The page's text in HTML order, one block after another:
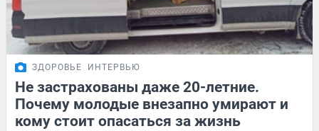
ЗДОРОВЬЕ ИНТЕРВЬЮ
Не застрахованы даже 20-летние.
Почему молодые внезапно умирают и
кому стоит опасаться за жизнь